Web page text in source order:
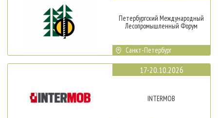
Петербургский Международный
Лесопромышленный Форум
Санкт-Петербург
17-20.10.2026
INTERMOB